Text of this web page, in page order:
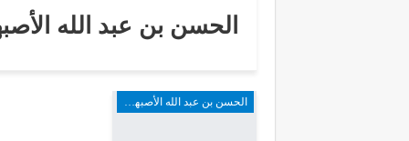
الحسن بن عبد الله
الحسن بن عبد الله الأصبهاني